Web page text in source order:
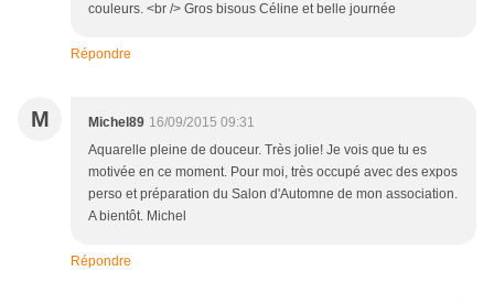
couleurs. <br /> Gros bisous Céline et belle journée
Répondre
M Michel89 16/09/2015 09:31
Aquarelle pleine de douceur. Très jolie! Je vois que tu es
motivée en ce moment. Pour moi, très occupé avec des expos
perso et préparation du Salon d'Automne de mon association.
A bientôt. Michel
Répondre